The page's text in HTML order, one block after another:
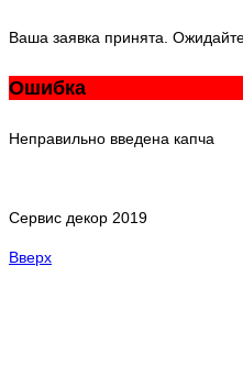
Ваша заявка принята. Ожидайте
Ошибка
Неправильно введена капча
Сервис декор 2019
Вверх